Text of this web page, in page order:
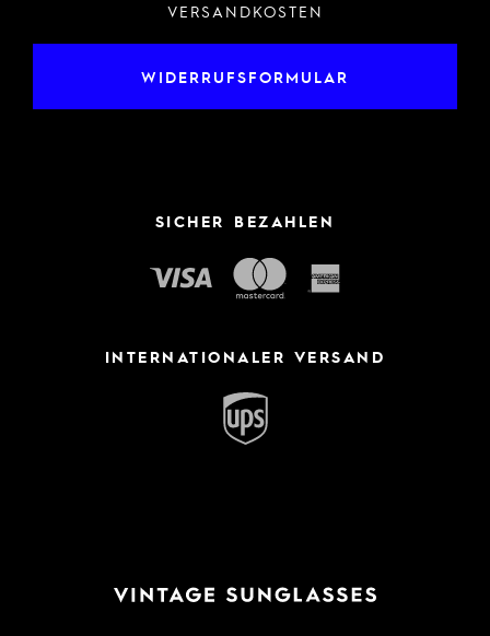
VERSANDKOSTEN
WIDERRUFSFORMULAR
SICHER BEZAHLEN
INTERNATIONALER VERSAND